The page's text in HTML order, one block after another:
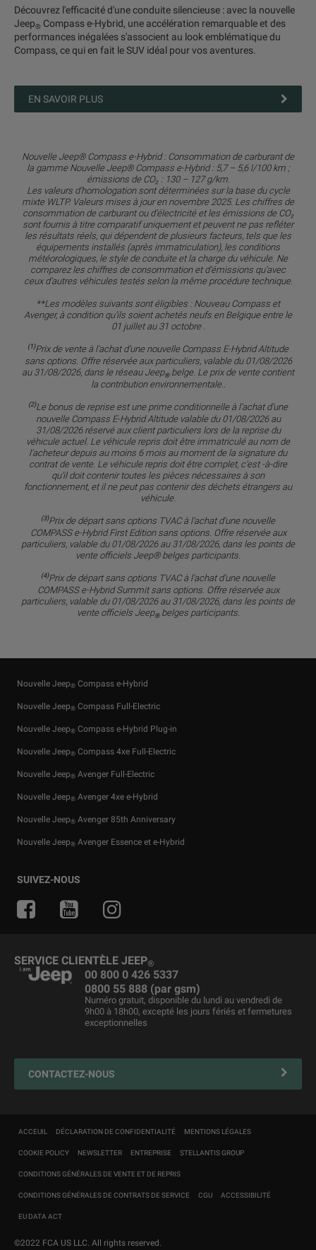
Découvrez l'efficacité d'une conduite silencieuse : avec la nouvelle
Jeep® Compass e-Hybrid, une accélération remarquable et des
performances inégalées s'associent au look emblématique du
Compass, ce qui en fait le SUV idéal pour vos aventures.
EN SAVOIR PLUS
Nouvelle Jeep® Compass e-Hybrid : Consommation de carburant de
la gamme Nouvelle Jeep® Compass e-Hybrid : 5,7 – 5,6 l/100 km ;
émissions de CO₂ : 130 – 127 g/km.
Les valeurs d’homologation sont déterminées sur la base du cycle
mixte WLTP. Valeurs mises à jour en novembre 2025. Les chiffres de
consommation de carburant ou d’électricité et les émissions de CO₂
sont fournis à titre comparatif uniquement et peuvent ne pas refléter
les résultats réels, qui dépendent de plusieurs facteurs, tels que les
équipements installés (après immatriculation), les conditions
météorologiques, le style de conduite et la charge du véhicule. Ne
comparez les chiffres de consommation et d’émissions qu’avec
ceux d’autres véhicules testés selon la même procédure technique.
**Les modèles suivants sont éligibles : Nouveau Compass et
Avenger, à condition qu’ils soient achetés neufs en Belgique entre le
01 juillet au 31 octobre .
(1)Prix de vente à l'achat d'une nouvelle Compass E-Hybrid Altitude
sans options. Offre réservée aux particuliers, valable du 01/08/2026
au 31/08/2026, dans le réseau Jeep®belge. Le prix de vente contient
la contribution environnementale..
(2)Le bonus de reprise est une prime conditionnelle à l'achat d'une
nouvelle Compass E-Hybrid Altitude valable du 01/08/2026 au
31/08/2026 réservé aux client particuliers lors de la reprise du
véhicule actuel. Le véhicule repris doit être immatriculé au nom de
l'acheteur depuis au moins 6 mois au moment de la signature du
contrat de vente. Le véhicule repris doit être complet, c'est -à-dire
qu'il doit contenir toutes les pièces nécessaires à son
fonctionnement, et il ne peut pas contenir des déchets étrangers au
véhicule.
(3)Prix de départ sans options TVAC à l'achat d'une nouvelle
COMPASS e-Hybrid First Edition sans options. Offre réservée aux
particuliers, valable du 01/08/2026 au 31/08/2026, dans les points de
vente officiels Jeep® belges participants.
(4)Prix de départ sans options TVAC à l'achat d'une nouvelle
COMPASS e-Hybrid Summit sans options. Offre réservée aux
particuliers, valable du 01/08/2026 au 31/08/2026, dans les points de
vente officiels Jeep®belges participants.
Nouvelle Jeep® Compass e-Hybrid
Nouvelle Jeep® Compass Full-Electric
Nouvelle Jeep® Compass e-Hybrid Plug-in
Nouvelle Jeep® Compass 4xe Full-Electric
Nouvelle Jeep® Avenger Full-Electric
Nouvelle Jeep® Avenger 4xe e-Hybrid
Nouvelle Jeep® Avenger 85th Anniversary
Nouvelle Jeep® Avenger Essence et e-Hybrid
Offres pour particuliers
Offres pour professionnelles
Services financiers
Private Lease
Véhicules d'occasion
Guide tout terrain
Le berceau du SUV
Accessoires d'origine
Offres du moment
Maintenance du véhicule
Assistance routière
4xe Plug-in Hybrid solutions de recharge et entretien
Carte de navigation
Customer first
Actualités
Jeep & Juventus
SUIVEZ-NOUS
SERVICE CLIENTÈLE JEEP®
00 800 0 426 5337
0800 55 888 (par gsm)
Numéro gratuit, disponible du lundi au vendredi de
9h00 à 18h00, excepté les jours fériés et fermetures
exceptionnelles
CONTACTEZ-NOUS
ACCEUIL DÉCLARATION DE CONFIDENTIALITÉ MENTIONS LÉGALES
COOKIE POLICY NEWSLETTER ENTREPRISE STELLANTIS GROUP
CONDITIONS GÉNÉRALES DE VENTE ET DE REPRIS
CONDITIONS GÉNÉRALES DE CONTRATS DE SERVICE CGU ACCESSIBILITÉ
EU DATA ACT
©2022 FCA US LLC. All rights reserved.